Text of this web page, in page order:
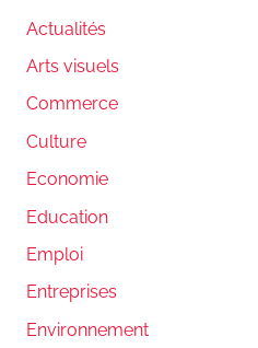
Actualités
Arts visuels
Commerce
Culture
Economie
Education
Emploi
Entreprises
Environnement